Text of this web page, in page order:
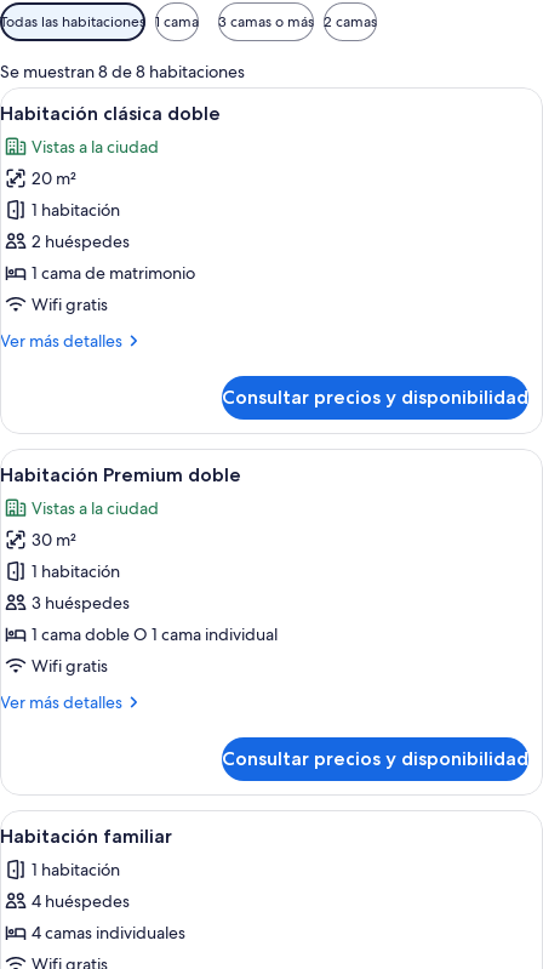
Filtros
disponibles
para
las
habitaciones
Todas las habitaciones 1 cama 3 camas o más 2 camas
Se muestran 8 de 8 habitaciones
Abrir
todas
las
fotos
de
Habitación
clásica
doble
Un dormitorio moderno con una
7
Habitación clásica doble
Vistas a la ciudad
20 m²
1 habitación
2 huéspedes
1 cama de matrimonio
Wifi gratis
Ver más detalles
Más
clásica
doble
Consultar precios y disponibilidad
Abrir
todas
las
fotos
de
Habitación
Premium
doble
Ropa de cama de alta calidad,
6
Habitación Premium doble
Vistas a la ciudad
30 m²
1 habitación
3 huéspedes
1 cama doble O 1 cama individual
Wifi gratis
Ver más detalles
Más
Premium
doble
Consultar precios y disponibilidad
Abrir
todas
las
fotos
de
Habitación
Una habitación de hotel moderna
5
Habitación familiar
1 habitación
4 huéspedes
4 camas individuales
Wifi gratis